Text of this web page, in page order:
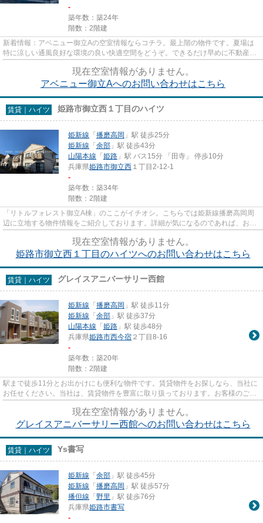
-
築年数：築24年
階数：2階建
新着情報：アベニュー御立Aの空室情報ならコチラ。最上階の物件です。夏場は
特に涼しい通風良好な環境の良い快適空間をどうぞ。できるだけ早めに不動産情
報を集めたい方は当社スタッフ...
現在空室情報がありません。
アベニュー御立Aへのお問い合わせはこちら
賃貸｜ハイツ 姫路市御立西１丁目のハイツ
姫新線 「播磨高岡 」駅 徒歩25分
姫新線 「余部 」駅 徒歩43分
山陽本線 「姫路 」駅 バス15分 「田寺」 停歩10分
兵庫県姫路市御立西 １丁目2-12-1
-
築年数：築34年
階数：2階建
「リトルフォレスト御立A棟」のここがイチオシ。こちらでは姫新線播磨高岡周
辺に立地する物件情報をご紹介しております。詳細が気になるのであれば、お気
軽にお問い合わせください。
現在空室情報がありません。
姫路市御立西１丁目のハイツへのお問い合わせはこちら
賃貸｜ハイツ グレイスアニバーサリー西館
姫新線 「播磨高岡 」駅 徒歩11分
姫新線 「余部 」駅 徒歩37分
山陽本線 「姫路 」駅 徒歩48分
兵庫県姫路市西今宿 ２丁目8-16
-
築年数：築20年
階数：2階建
駅まで徒歩11分とお出かけにも便利な物件です。賃貸物件をお探しなら、当社に
お任せください。当社は、賃貸物件を豊富に取り扱っております。お客様のご希
望に適した物件をご紹介でき...
現在空室情報がありません。
グレイスアニバーサリー西館へのお問い合わせはこちら
賃貸｜ハイツ Ys書写
姫新線 「余部 」駅 徒歩45分
姫新線 「播磨高岡 」駅 徒歩57分
播但線 「野里 」駅 徒歩76分
兵庫県姫路市書写
-